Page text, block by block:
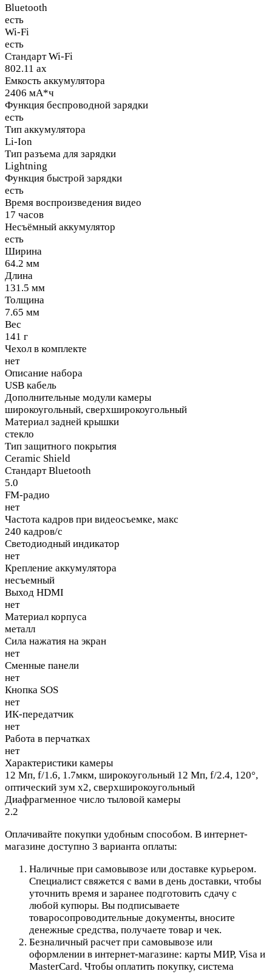
Bluetooth
есть
Wi-Fi
есть
Стандарт Wi-Fi
802.11 ax
Емкость аккумулятора
2406 мА*ч
Функция беспроводной зарядки
есть
Тип аккумулятора
Li-Ion
Тип разъема для зарядки
Lightning
Функция быстрой зарядки
есть
Время воспроизведения видео
17 часов
Несъёмный аккумулятор
есть
Ширина
64.2 мм
Длина
131.5 мм
Толщина
7.65 мм
Вес
141 г
Чехол в комплекте
нет
Описание набора
USB кабель
Дополнительные модули камеры
широкоугольный, сверхширокоугольный
Материал задней крышки
стекло
Тип защитного покрытия
Ceramic Shield
Стандарт Bluetooth
5.0
FM-радио
нет
Частота кадров при видеосъемке, макс
240 кадров/с
Светодиодный индикатор
нет
Крепление аккумулятора
несъемный
Выход HDMI
нет
Материал корпуса
металл
Сила нажатия на экран
нет
Сменные панели
нет
Кнопка SOS
нет
ИК-передатчик
нет
Работа в перчатках
нет
Характеристики камеры
12 Мп, f/1.6, 1.7мкм, широкоугольный 12 Мп, f/2.4, 120°,
оптический зум x2, сверхширокоугольный
Диафрагменное число тыловой камеры
2.2
Оплачивайте покупки удобным способом. В интернет-
магазине доступно 3 варианта оплаты:
Наличные при самовывозе или доставке курьером.
Специалист свяжется с вами в день доставки, чтобы
уточнить время и заранее подготовить сдачу с
любой купюры. Вы подписываете
товаросопроводительные документы, вносите
денежные средства, получаете товар и чек.
Безналичный расчет при самовывозе или
оформлении в интернет-магазине: карты МИР, Visa и
MasterCard. Чтобы оплатить покупку, система